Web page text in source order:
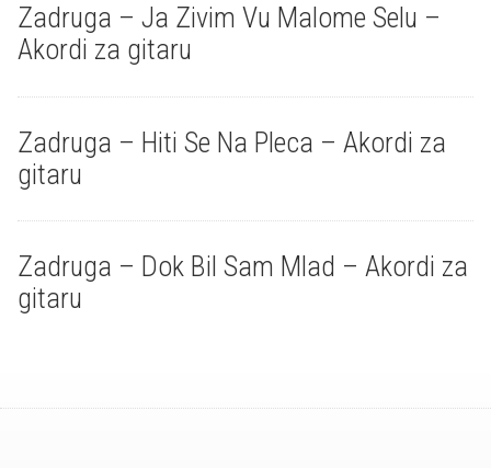
Zadruga – Ja Zivim Vu Malome Selu –
Akordi za gitaru
Zadruga – Hiti Se Na Pleca – Akordi za
gitaru
Zadruga – Dok Bil Sam Mlad – Akordi za
gitaru